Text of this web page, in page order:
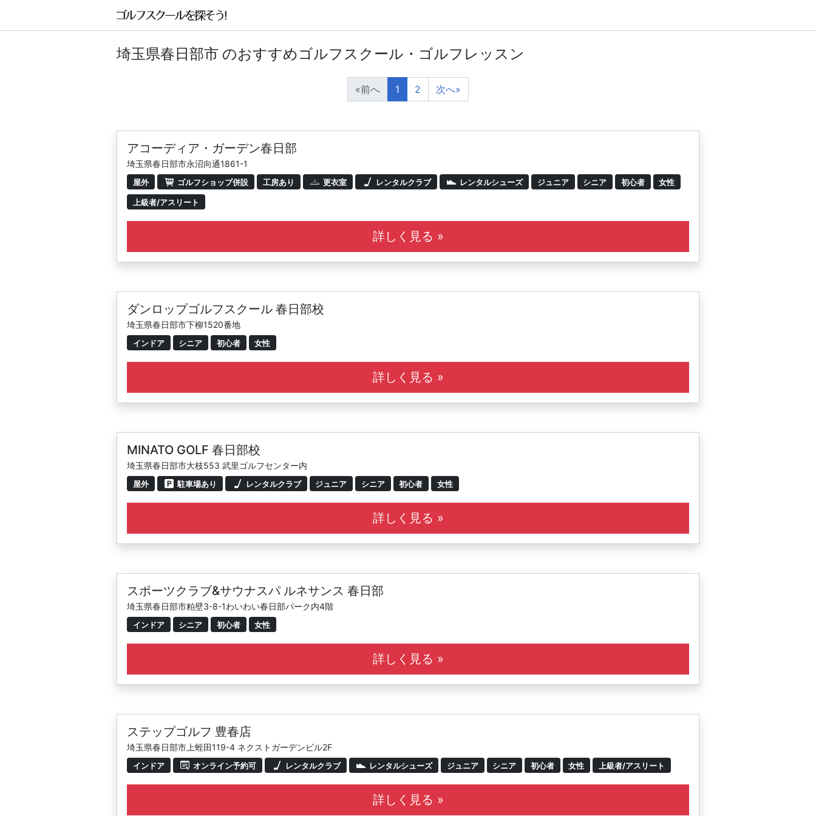
埼玉県春日部市 のおすすめゴルフスクール・ゴルフレッスン
«前へ 1 2 次へ»
アコーディア・ガーデン春日部
埼玉県春日部市永沼向通1861-1
屋外 ゴルフショップ併設 工房あり 更衣室 レンタルクラブ レンタルシューズ ジュニア シニア 初心者 女性
上級者/アスリート
詳しく見る »
ダンロップゴルフスクール 春日部校
埼玉県春日部市下柳1520番地
インドア シニア 初心者 女性
詳しく見る »
MINATO GOLF 春日部校
埼玉県春日部市大枝553 武里ゴルフセンター内
屋外 駐車場あり レンタルクラブ ジュニア シニア 初心者 女性
詳しく見る »
スポーツクラブ&サウナスパ ルネサンス 春日部
埼玉県春日部市粕壁3-8-1わいわい春日部パーク内4階
インドア シニア 初心者 女性
詳しく見る »
ステップゴルフ 豊春店
埼玉県春日部市上蛭田119-4 ネクストガーデンビル2F
インドア オンライン予約可 レンタルクラブ レンタルシューズ ジュニア シニア 初心者 女性 上級者/アスリート
詳しく見る »